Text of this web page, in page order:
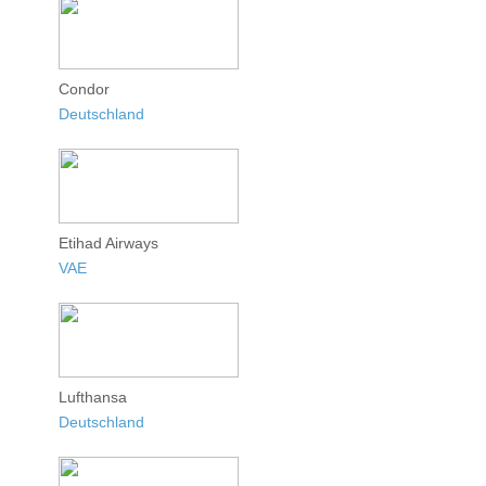
Condor
Deutschland
Etihad Airways
VAE
Lufthansa
Deutschland